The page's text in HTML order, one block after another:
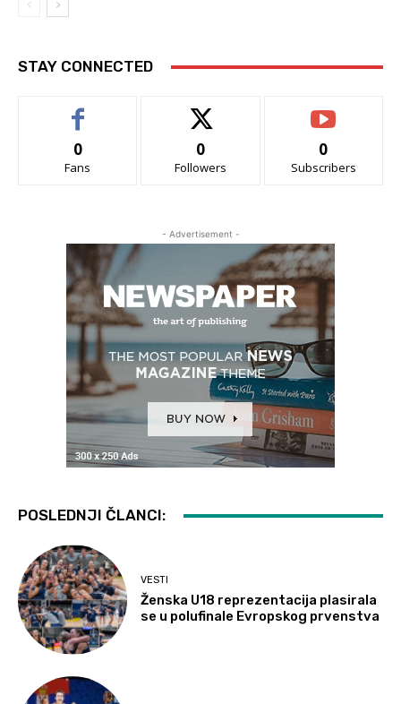
STAY CONNECTED
0
Fans
0
Followers
0
Subscribers
- Advertisement -
POSLEDNJI ČLANCI:
VESTI
Ženska U18 reprezentacija plasirala
se u polufinale Evropskog prvenstva